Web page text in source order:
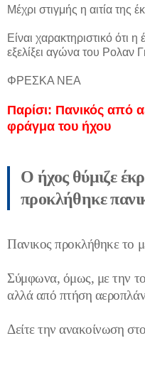
Μέχρι στιγμής η αιτία της
Είναι χαρακτηριστικό ότι
εξελίξει αγώνα του Ρολαν
ΦΡΕΣΚΑ ΝΕΑ
Παρίσι: Πανικός από
φράγμα του ήχου
Ο ήχος θύμιζε
προκλήθηκε
Πανικος προκλήθηκε το
Σύμφωνα, όμως, με την
αλλά από πτήση
Δείτε την ανακοίνωση